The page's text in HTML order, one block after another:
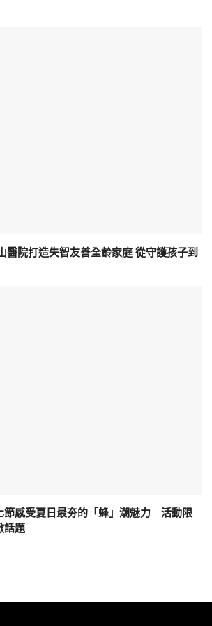
醫院打造失智友善全齡家庭 從守護孩子到
節感受夏日最夯的「蜂」潮魅力 活動限
話題